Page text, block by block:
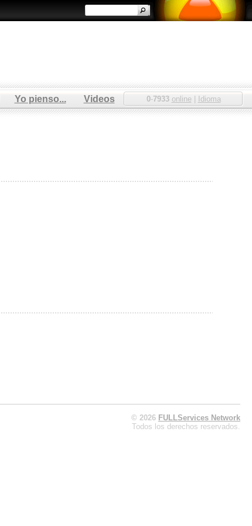
Yo pienso... Videos 0-7933 online| Idioma
© 2026 FULLServices Network
Todos los derechos reservados.